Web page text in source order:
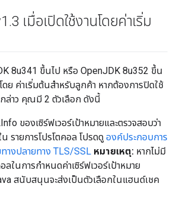
.3 เมื่อเปิดใช้งานโดยค่าเริ่ม
8u341 ขึ้นไป หรือ OpenJDK 8u352 ขึ้น
ดย ค่าเริ่มต้นสำหรับลูกค้า หากต้องการปิดใช้
ล่าว คุณมี 2 ตัวเลือก ดังนี้
ของเซิร์ฟเวอร์เป้าหมายและตรวจสอบว่า
รายการโปรโตคอล โปรดดู องค์ประกอบการ
างปลายทาง TLS/SSL หมายเหตุ: หากไม่มี
ลในการกำหนดค่าเซิร์ฟเวอร์เป้าหมาย
สนับสนุนจะส่งเป็นตัวเลือกในแฮนด์เชค